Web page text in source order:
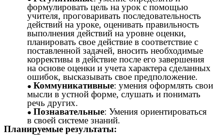
формулировать цель на урок с помощью
учителя, проговаривать последовательность
действий на уроке, оценивать правильность
выполнения действий на уровне оценки,
планировать свое действие в соответствие с
поставленной задачей, вносить необходимые
коррективы в действие после его завершения
на основе оценки и учета характера сделанных
ошибок, высказывать свое предположение.
Коммуникативные: умения оформлять свои
мысли в устной форме, слушать и понимать
речь других.
Познавательные: Умения ориентироваться
в своей системе знаний.
Планируемые результаты: